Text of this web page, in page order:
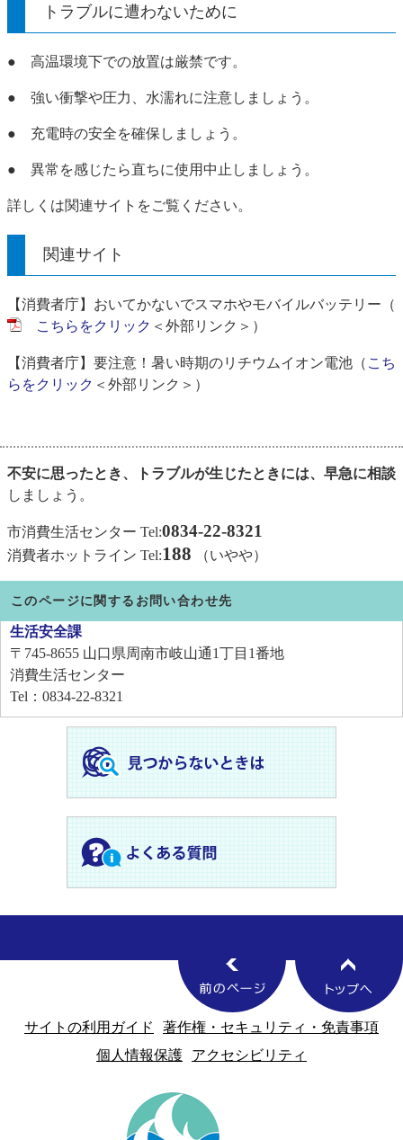
トラブルに遭わないために
​● 高温環境下での放置は厳禁です。
● 強い衝撃や圧力、水濡れに注意しましょう。
● 充電時の安全を確保しましょう。
● 異常を感じたら直ちに使用中止しましょう。
詳しくは関連サイトをご覧ください。
関連サイト
【消費者庁】おいてかないでスマホやモバイルバッテリー（
こちらをクリック ＜外部リンク＞ ）
【消費者庁】要注意！暑い時期のリチウムイオン電池（ こち
らをクリック ＜外部リンク＞ ）
不安に思ったとき、トラブルが生じたときには、早急に相談
しましょう。
市消費生活センター Tel:0834-22-8321
消費者ホットライン Tel:188 （いやや）
このページに関するお問い合わせ先
生活安全課
〒745-8655 山口県周南市岐山通1丁目1番地
消費生活センター
Tel：0834-22-8321
サイトの利用ガイド
著作権・セキュリティ・免責事項
個人情報保護
アクセシビリティ